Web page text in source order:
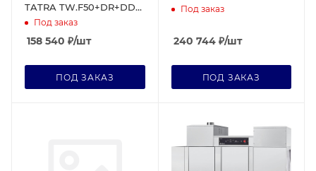
TATRA TW.F50+DR+DD
TOUCH
Под заказ
158 540 ₽/шт
ПОД ЗАКАЗ
Под заказ
240 744₽/шт
ПОД ЗАКАЗ